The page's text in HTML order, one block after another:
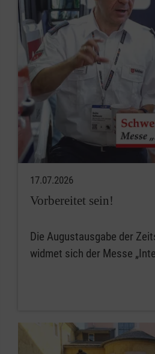
17.07.2026
Vorbereitet sein!
Die Augustausgabe der
widmet sich der Messe